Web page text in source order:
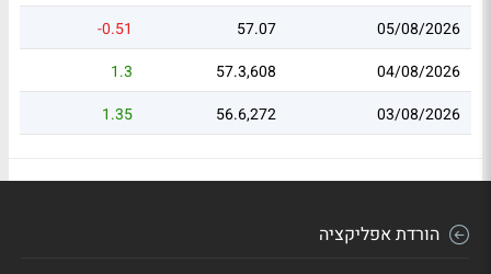
05/08/2026
57.07
-0.51
04/08/2026
57.3,608
1.3
03/08/2026
56.6,272
1.35
הורדת אפליקציה